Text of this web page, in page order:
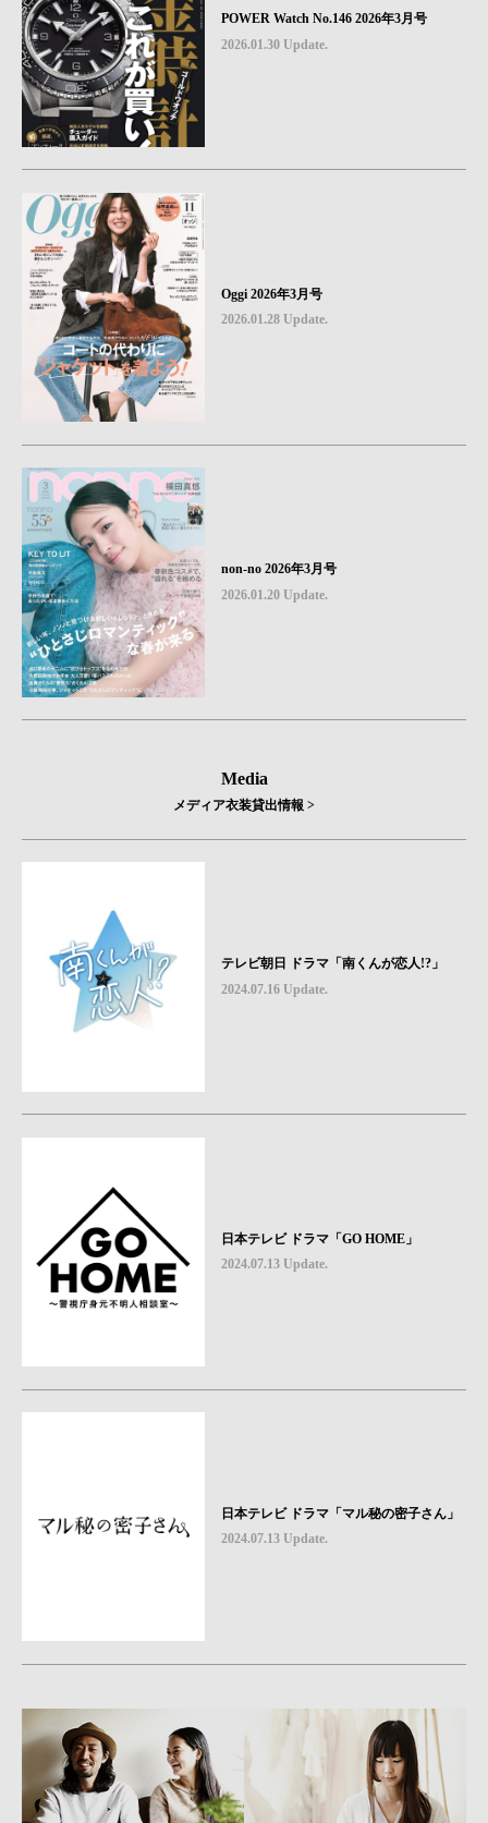
POWER Watch No.146 2026年3月号
2026.01.30 Update.
Oggi 2026年3月号
2026.01.28 Update.
non-no 2026年3月号
2026.01.20 Update.
Media
メディア衣装貸出情報 >
テレビ朝日 ドラマ「南くんが恋人!?」
2024.07.16 Update.
日本テレビ ドラマ「GO HOME」
2024.07.13 Update.
日本テレビ ドラマ「マル秘の密子さん」
2024.07.13 Update.